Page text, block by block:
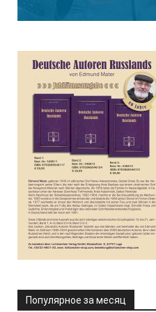
Популярное за месяц